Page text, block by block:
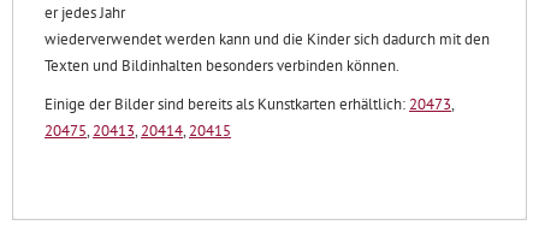
er jedes Jahr
wiederverwendet werden kann und die Kinder sich dadurch mit den
Texten und Bildinhalten besonders verbinden können.
Einige der Bilder sind bereits als Kunstkarten erhältlich: 20473,
20475, 20413, 20414, 20415